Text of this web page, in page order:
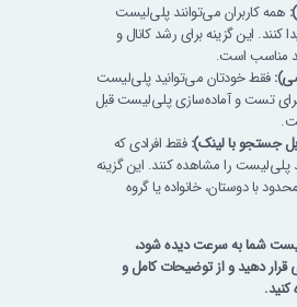
همه کاربران می‌توانند پلی‌لیست
کنند. این گزینه برای رشد کانال و
مناسب است.
فقط خودتان می‌توانید پلی‌لیست
برای تست و آماده‌سازی پلی‌لیست قبل
فقط افرادی که
پلی‌لیست را مشاهده کنند. این گزینه
با دوستان، خانواده یا گروه
شما به سرعت دیده شود،
دهید و از توضیحات کامل و
کنید.